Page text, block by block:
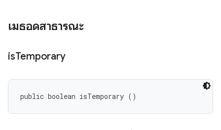
เมธอดสาธารณะ
isTemporary
public boolean isTemporary ()